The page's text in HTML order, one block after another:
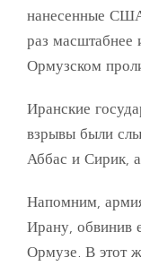
нанесенные
раз
Ормузском
Иранские
взрывы были
Аббас и Сирик,
Напомним,
Ирану, обвинив
Ормузе. В этот